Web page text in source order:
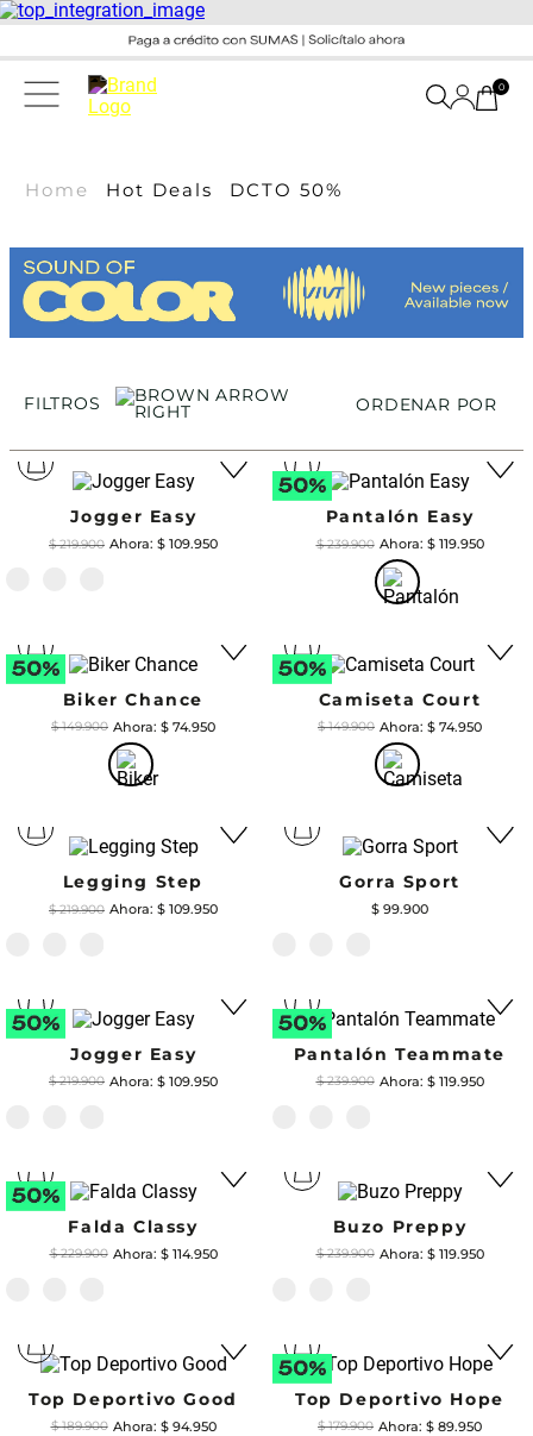
0
Home Hot Deals DCTO 50%
FILTROS ORDENAR POR
Jogger Easy
$ 219.900 $ 109.950
Pantalón Easy
$ 239.900 $ 119.950
Biker Chance
$ 149.900 $ 74.950
Camiseta Court
$ 149.900 $ 74.950
Legging Step
$ 219.900 $ 109.950
Gorra Sport
$ 99.900
Jogger Easy
$ 219.900 $ 109.950
Pantalón Teammate
$ 239.900 $ 119.950
Falda Classy
$ 229.900 $ 114.950
Buzo Preppy
$ 239.900 $ 119.950
Top Deportivo Good
$ 189.900 $ 94.950
Top Deportivo Hope
$ 179.900 $ 89.950